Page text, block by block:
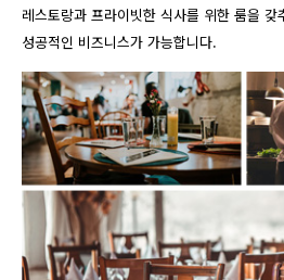
레스토랑과 프라이빗한 식사를 위한 룸을
성공적인 비즈니스가 가능합니다.